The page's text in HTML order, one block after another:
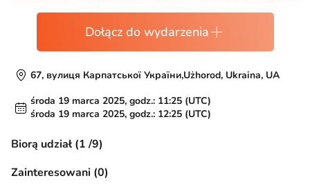
Dołącz do wydarzenia
67, вулиця Карпатської України,Użhorod, Ukraina, UA
środa 19 marca 2025, godz.: 11:25 (UTC)
środa 19 marca 2025, godz.: 12:25 (UTC)
Biorą udział (1 /9)
Zainteresowani (0)